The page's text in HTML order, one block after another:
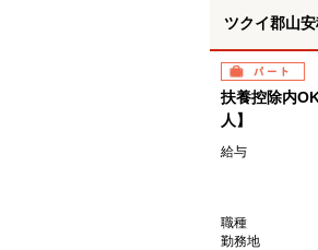
ツクイ郡山安
パート
扶養控除内
人】
給与
職種
勤務地